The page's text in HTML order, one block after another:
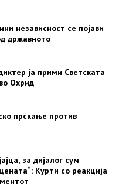
независност се појави
државното
ја прими Светската
Охрид
прскање против
за дијалог сум
Курти со реакција